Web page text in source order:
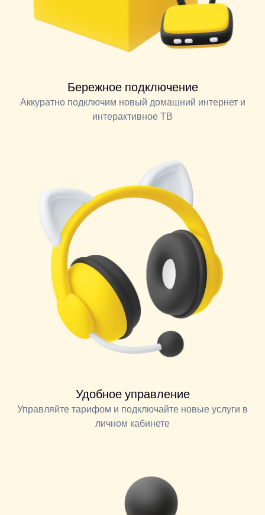
Бережное подключение
Аккуратно подключим новый домашний интернет и
интерактивное ТВ
Удобное управление
Управляйте тарифом и подключайте новые услуги в
личном кабинете